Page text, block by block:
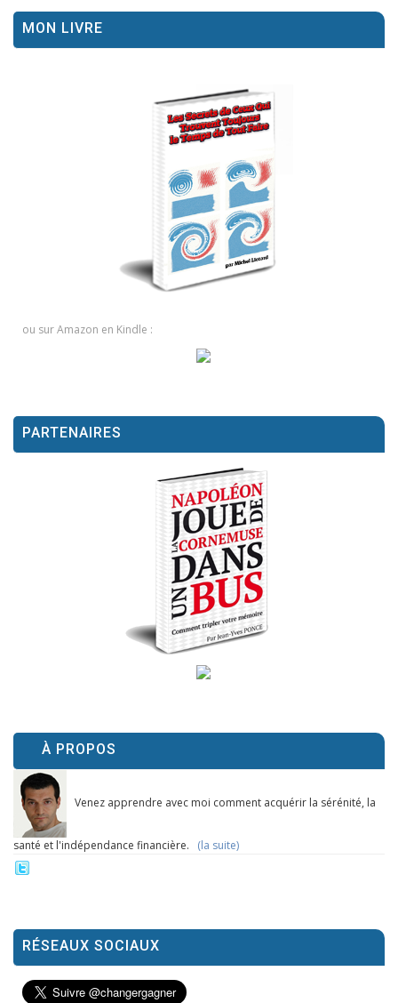
MON LIVRE
ou sur Amazon en Kindle :
PARTENAIRES
À PROPOS
Venez apprendre avec moi comment acquérir la sérénité, la
santé et l'indépendance financière. (la suite)
RÉSEAUX SOCIAUX